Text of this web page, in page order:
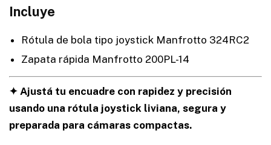
Incluye
Rótula de bola tipo joystick Manfrotto 324RC2
Zapata rápida Manfrotto 200PL-14
✦ Ajustá tu encuadre con rapidez y precisión
usando una rótula joystick liviana, segura y
preparada para cámaras compactas.